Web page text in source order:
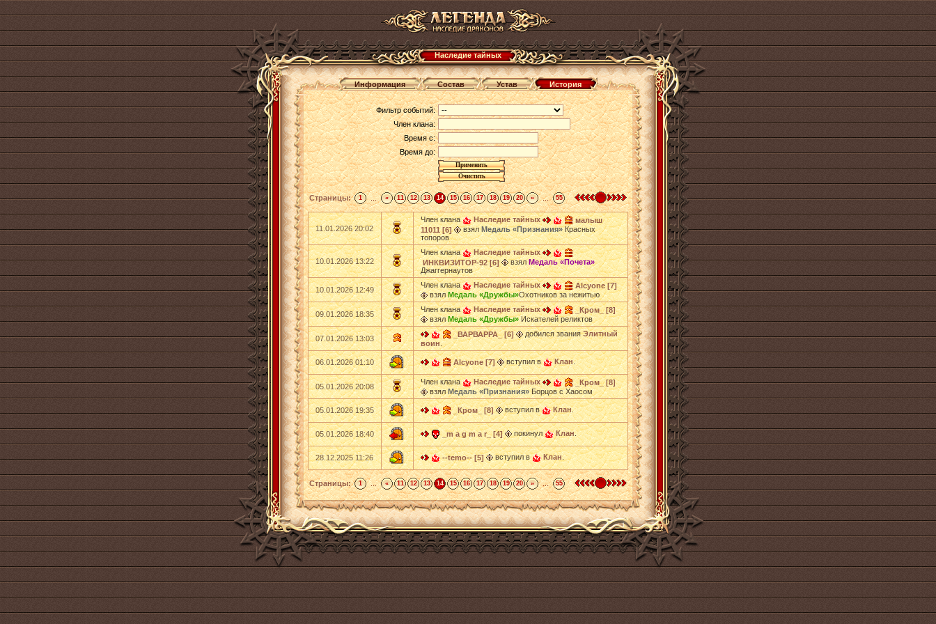
Наследие тайных
Информация Состав Устав История
Фильтр событий:
Член клана:
Время с:
Время до:
Страницы: 1 ... « 11 12 13 14 15 16 17 18 19 20 » ... 55
11.01.2026 20:02
Член клана Наследие тайных
малыш
11011 [6]
взялМедаль «Признания»Красных
топоров
10.01.2026 13:22
Член клана
Наследие тайных
ИНКВИЗИТОР-92 [6]
взялМедаль «Почета»
Джаггернаутов
10.01.2026 12:49
Член клана Наследие тайных
Alcyone [7]
взялМедаль «Дружбы»Охотников за нежитью
09.01.2026 18:35
Член клана Наследие тайных
_Кром_ [8]
взялМедаль «Дружбы»Искателей реликтов
07.01.2026 13:03 _ВАРВАРРА_ [6] добился званияЭлитный
воин.
06.01.2026 01:10 Alcyone [7] вступил в Клан.
05.01.2026 20:08
Член клана Наследие тайных
_Кром_ [8]
взялМедаль «Признания»Борцов с Хаосом
05.01.2026 19:35 _Кром_ [8] вступил в Клан.
05.01.2026 18:40 _m a g m a r_ [4] покинул Клан.
28.12.2025 11:26 --temo-- [5] вступил в Клан.
Страницы: 1 ... « 11 12 13 14 15 16 17 18 19 20 » ... 55